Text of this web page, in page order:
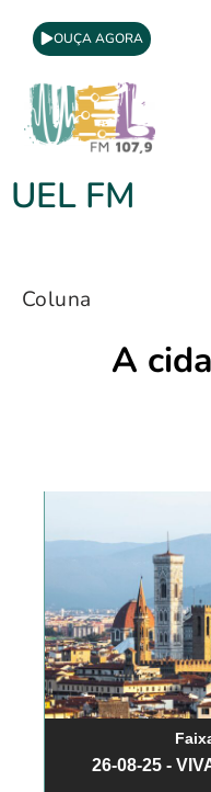
OUÇA AGORA
UEL FM
Coluna
A
26-08-25 -